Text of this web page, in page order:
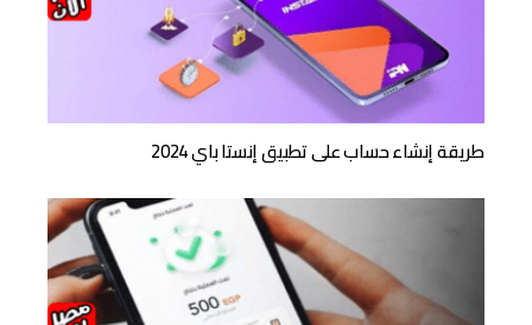
طريقة إنشاء حساب على تطبيق إنستا باي 2024